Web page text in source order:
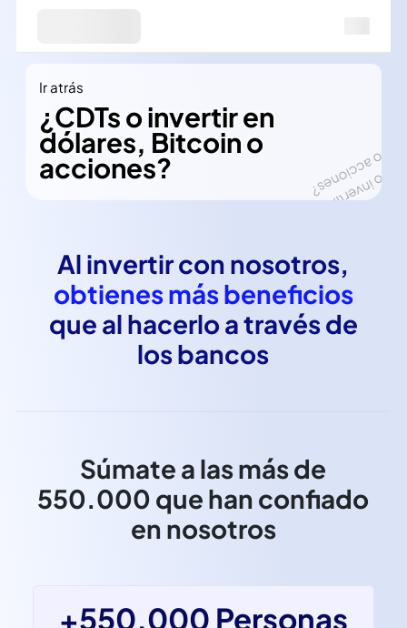
Ir atrás
¿CDTs o invertir en
dólares, Bitcoin o
acciones?
Al invertir con nosotros,
obtienes más beneficios
que al hacerlo a través de
los bancos
Súmate a las más de
550.000 que han confiado